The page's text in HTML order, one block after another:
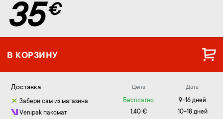
35€
В КОРЗИНУ
Доставка Цена Дата
Забери сам из магазина Бесплатно
9-16 дней
Venipak пакомат
1,40 €
10-18 дней